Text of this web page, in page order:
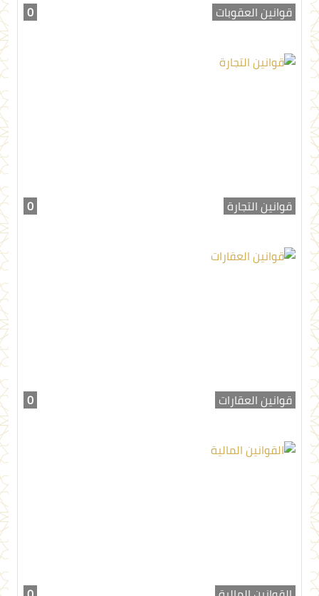
قوانين العقوبات 0
قوانين التجارة 0
قوانين العقارات 0